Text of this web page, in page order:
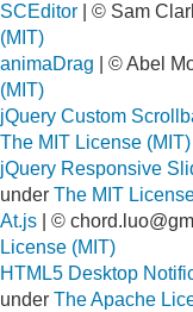
SCEditor | © Sam
(MIT)
animaDrag | © Abel
(MIT)
jQuery Custom
The MIT License (MIT)
jQuery Responsive
under The MIT
At.js | ©
License (MIT)
HTML5 Desktop
under The Apache